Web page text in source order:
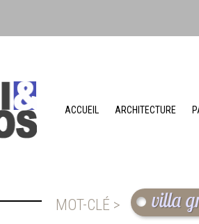
ACCUEIL ARCHITECTURE
MOT-CLÉ > villa